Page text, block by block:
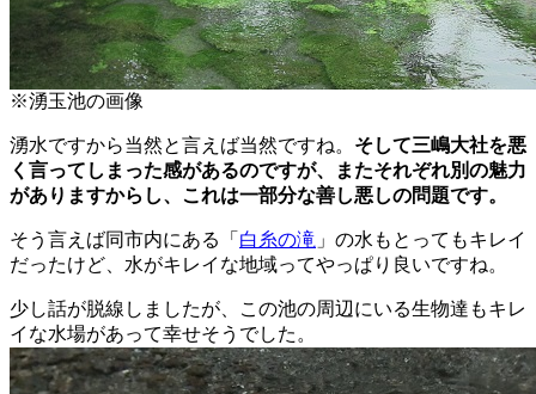
※湧玉池の画像
湧水ですから当然と言えば当然ですね。 そして三嶋大社を悪
く言ってしまった感があるのですが、またそれぞれ別の魅力
がありますからし、これは一部分な善し悪しの問題です。
そう言えば同市内にある「 白糸の滝 」の水もとってもキレイ
だったけど、水がキレイな地域ってやっぱり良いですね。
少し話が脱線しましたが、この池の周辺にいる生物達もキレ
イな水場があって幸せそうでした。